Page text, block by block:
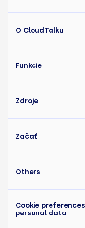
O CloudTalku
Funkcie
Zdroje
Začať
Others
Cookie preferences
personal data